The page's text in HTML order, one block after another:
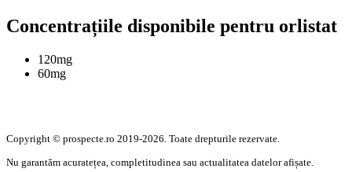
Concentrațiile disponibile pentru orlistat
120mg
60mg
Copyright © prospecte.ro 2019-2026. Toate drepturile rezervate.
Nu garantăm acuratețea, completitudinea sau actualitatea datelor afișate.